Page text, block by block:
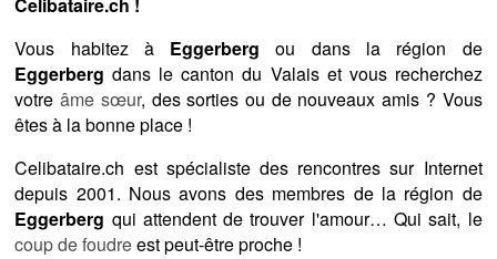
Celibataire.ch !
Vous habitez à Eggerberg ou dans la région de
Eggerberg dans le canton du Valais et vous recherchez
votreâme sœur, des sorties ou de nouveaux amis ? Vous
êtes à la bonne place !
Celibataire.ch est spécialiste des rencontres sur Internet
depuis 2001. Nous avons des membres de la région de
Eggerberg qui attendent de trouver l'amour… Qui sait, le
coup de foudreest peut-être proche !